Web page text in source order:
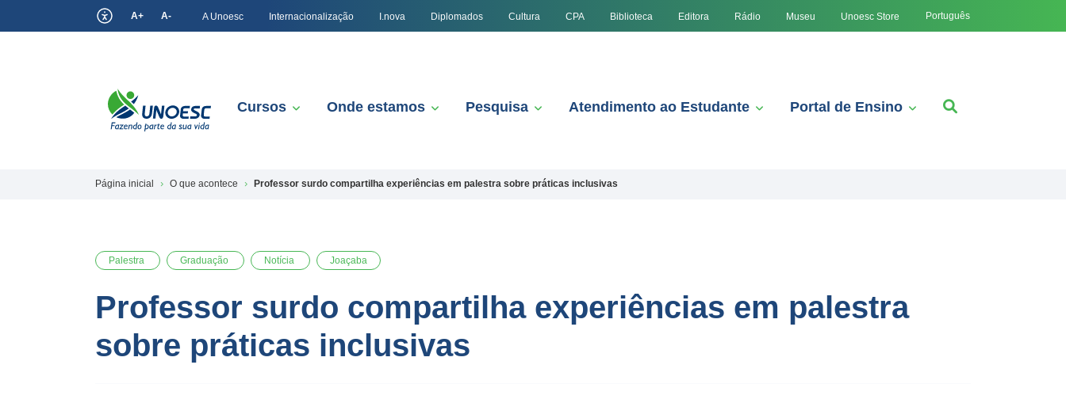
A+ A- A Unoesc Internacionalização I.nova Diplomados Cultura CPA Biblioteca Editora Rádio Museu Unoesc Store Português
Cursos Onde estamos Pesquisa Atendimento ao Estudante Portal de Ensino
Página inicial O que acontece Professor surdo compartilha experiências em palestra sobre práticas inclusivas
Palestra Graduação Notícia Joaçaba
Professor surdo compartilha experiências em palestra
sobre práticas inclusivas